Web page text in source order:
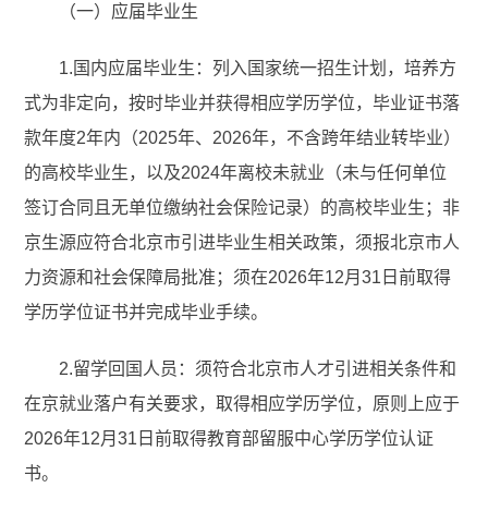
（一）应届毕业生
1.国内应届毕业生：列入国家统一招生计划，培养方
式为非定向，按时毕业并获得相应学历学位，毕业证书落
款年度2年内（2025年、2026年，不含跨年结业转毕业）
的高校毕业生，以及2024年离校未就业（未与任何单位
签订合同且无单位缴纳社会保险记录）的高校毕业生；非
京生源应符合北京市引进毕业生相关政策，须报北京市人
力资源和社会保障局批准；须在2026年12月31日前取得
学历学位证书并完成毕业手续。
2.留学回国人员：须符合北京市人才引进相关条件和
在京就业落户有关要求，取得相应学历学位，原则上应于
2026年12月31日前取得教育部留服中心学历学位认证
书。